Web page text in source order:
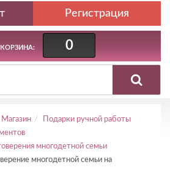
Регистрация
КОРЗИНА: 0
Магазин
Подарки ручной работы
многодетной семьи
многодетной семьи на